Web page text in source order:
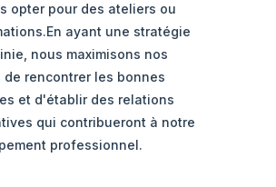
opter pour des ateliers ou
ayant une stratégie
nous maximisons nos
de rencontrer les bonnes
et d'établir des relations
qui contribueront à notre
professionnel.